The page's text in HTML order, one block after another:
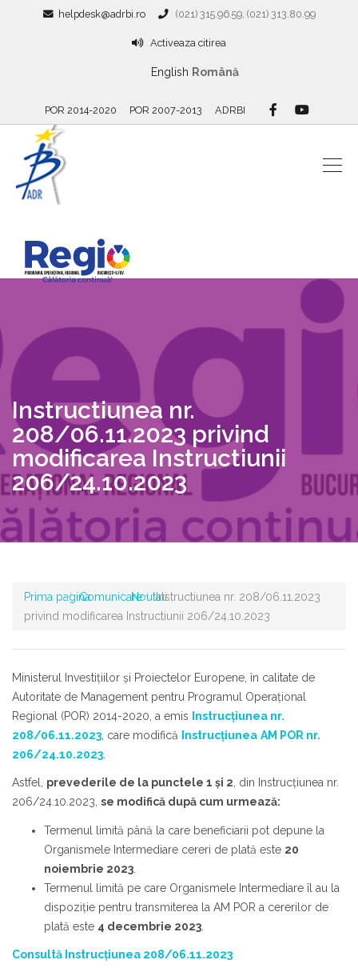
helpdesk@adrbi.ro (021) 315.96.59, (021) 313.80.99
Activeaza citirea
English Română
POR 2014-2020 POR 2007-2013 ADRBI
Instructiunea nr.
208/06.11.2023 privind
modificarea Instructiunii
206/24.10.2023​
Prima paginaComunicareNoutatiInstructiunea nr. 208/06.11.2023
privind modificarea Instructiunii 206/24.10.2023​
Ministerul Investițiilor și Proiectelor Europene, în calitate de
Autoritate de Management pentru Programul Operaţional
Regional (POR) 2014-2020, a emis Instrucțiunea nr.
208/06.11.2023 , care modifică Instrucțiunea AM POR nr.
206/24.10.2023
Astfel, prevederile de la punctele 1 și 2 , din Instrucțiunea nr.
206/24.10.2023, se modifică după cum urmează:
Termenul limită până la care beneficiarii pot depune la
Organismele Intermediare cereri de plată este 20
noiembrie 2023
Termenul limită pe care Organismele Intermediare îl au la
dispoziție pentru transmiterea la AM POR a cererilor de
plată este 4 decembrie 2023
Consultă Instrucțiunea 208/06.11.2023